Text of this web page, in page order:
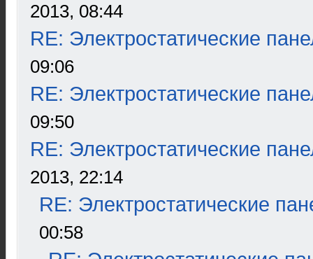
2013, 08:44
RE: Электростатические
09:06
RE: Электростатические
09:50
RE: Электростатические
2013, 22:14
RE: Электростатические
00:58